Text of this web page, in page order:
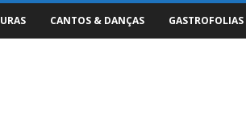
CANTOS & DANÇAS GASTROFOLIAS